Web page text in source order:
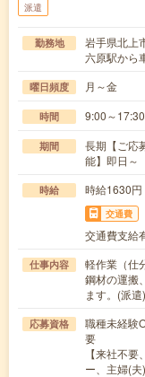
派遣
勤務地
岩手県北上
六原駅から
曜日頻度 月～金
時間 9:00～
期間
長期【ご応
能】即日～
時給 時給1630円
交通費
交通費支給
仕事内容
軽作業（仕
鋼材の運搬
ます。(派
応募資格
職種未経験
要
【来社不
ー、主婦(